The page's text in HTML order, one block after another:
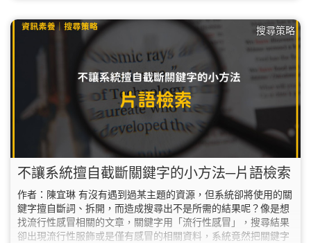
來解決這個問題並節省時間！
搜尋策略
不讓系統擅自截斷關鍵字的小方法─片語檢索
作者：陳宜琳 有沒有遇到過某主題的資源，但系統卻將使用的關
鍵字擅自斷詞、拆開，而造成搜尋出不是所需的結果呢？像是想
找流行性感冒相關的文章，關鍵字用「流行性感冒」，搜尋結果
卻出現流行性服飾或是僅有感冒的相關資料，系統竟然把關鍵字